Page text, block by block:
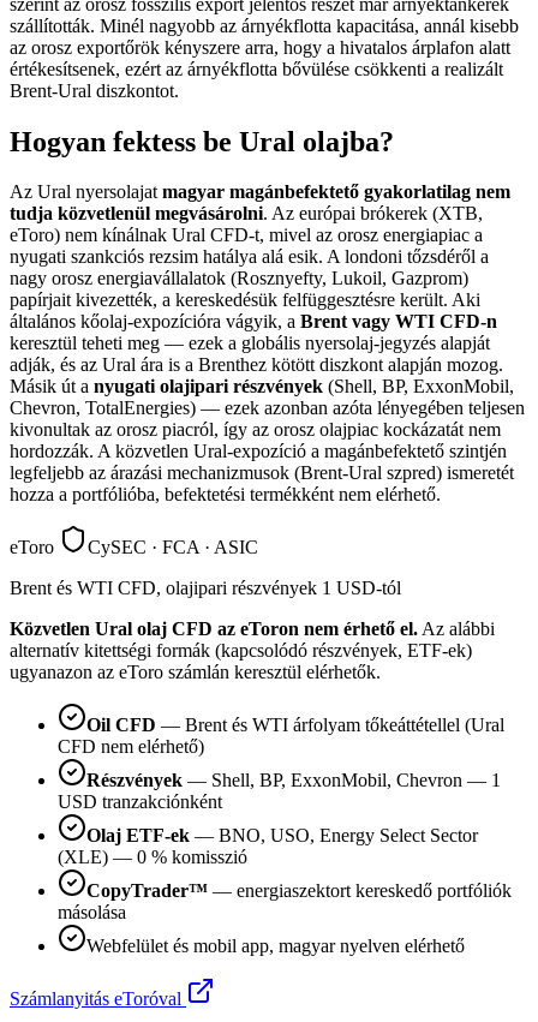
szállították. Minél nagyobb az árnyékflotta kapacitása, annál kisebb
az orosz exportőrök kényszere arra, hogy a hivatalos árplafon alatt
értékesítsenek, ezért az árnyékflotta bővülése csökkenti a realizált
Brent-Ural diszkontot.
Hogyan fektess be Ural olajba?
Az Ural nyersolajatmagyar magánbefektető gyakorlatilag nem
tudja közvetlenül megvásárolni. Az európai brókerek (XTB,
eToro) nem kínálnak Ural CFD-t, mivel az orosz energiapiac a
nyugati szankciós rezsim hatálya alá esik. A londoni tőzsdéről a
nagy orosz energiavállalatok (Rosznyefty, Lukoil, Gazprom)
papírjait kivezették, a kereskedésük felfüggesztésre került. Aki
általános kőolaj-expozícióra vágyik, a Brent vagy WTI CFD-n
keresztül teheti meg — ezek a globális nyersolaj-jegyzés alapját
adják, és az Ural ára is a Brenthez kötött diszkont alapján mozog.
Másik út a nyugati olajipari részvények (Shell, BP, ExxonMobil,
Chevron, TotalEnergies) — ezek azonban azóta lényegében teljesen
kivonultak az orosz piacról, így az orosz olajpiac kockázatát nem
hordozzák. A közvetlen Ural-expozíció a magánbefektető szintjén
legfeljebb az árazási mechanizmusok (Brent-Ural szpred) ismeretét
hozza a portfólióba, befektetési termékként nem elérhető.
eToro
CySEC · FCA · ASIC
Brent és WTI CFD, olajipari részvények 1 USD-tól
Közvetlen Ural olaj CFD az eToron nem érhető el.Az alábbi
alternatív kitettségi formák (kapcsolódó részvények, ETF-ek)
ugyanazon az eToro számlán keresztül elérhetők.
Oil CFD — Brent és WTI árfolyam tőkeáttétellel (Ural
CFD nem elérhető)
Részvények — Shell, BP, ExxonMobil, Chevron — 1
USD tranzakciónként
Olaj ETF-ek — BNO, USO, Energy Select Sector
(XLE) — 0 % komisszió
CopyTrader™ — energiaszektort kereskedő portfóliók
másolása
Webfelület és mobil app, magyar nyelven elérhető
Számlanyitás eToróval